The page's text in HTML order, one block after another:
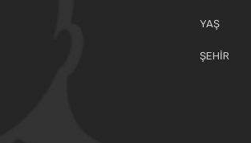
YAŞ
ŞEHİR